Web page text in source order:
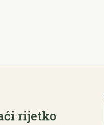
rijetko